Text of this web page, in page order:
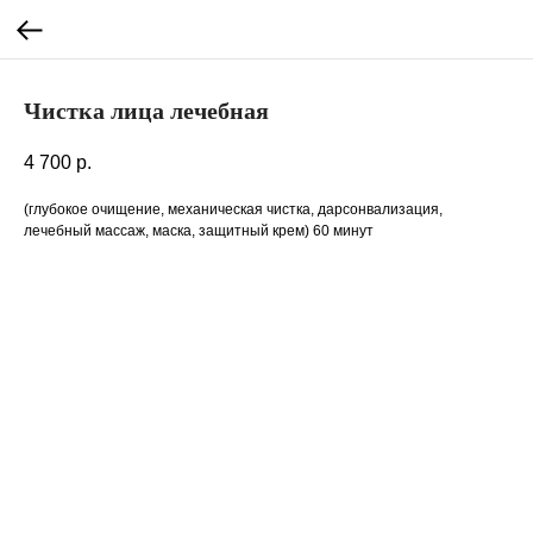
Чистка лица лечебная
4 700 р.
(глубокое очищение, механическая чистка, дарсонвализация,
лечебный массаж, маска, защитный крем) 60 минут